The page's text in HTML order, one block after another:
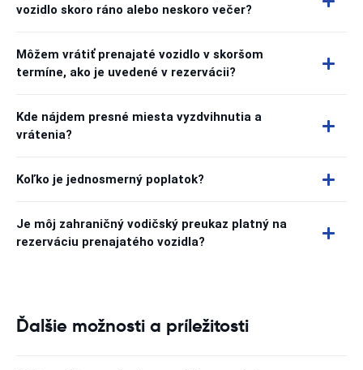
vozidlo skoro ráno alebo neskoro večer?
Môžem vrátiť prenajaté vozidlo v skoršom
termíne, ako je uvedené v rezervácii?
Kde nájdem presné miesta vyzdvihnutia a
vrátenia?
Koľko je jednosmerný poplatok?
Je môj zahraničný vodičský preukaz platný na
rezerváciu prenajatého vozidla?
Ďalšie možnosti a príležitosti